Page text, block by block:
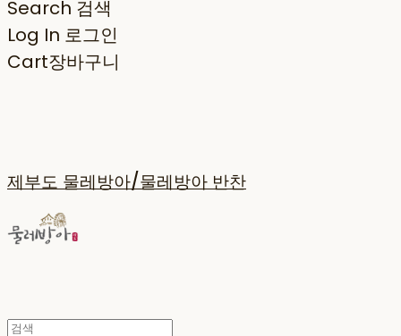
Search 검색
Log In 로그인
Cart장바구니
제부도 물레방아/물레방아 반찬